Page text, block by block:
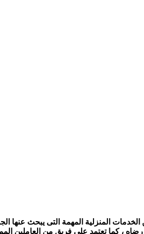
المنزلية المهمة التى يبحث عنها
، كما تعتمد على فريق من العاملين